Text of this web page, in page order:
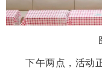
下午两点，活动